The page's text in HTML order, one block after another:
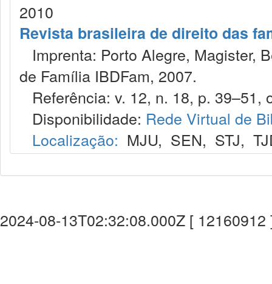
2010
Revista brasileira de direito das
Imprenta: Porto Alegre, Magister,
de Família IBDFam, 2007.
Referência: v. 12, n. 18, p. 39–51,
Disponibilidade: Rede Virtual de
Localização: MJU, SEN, STJ,
2024-08-13T02:32:08.000Z [ 12160912